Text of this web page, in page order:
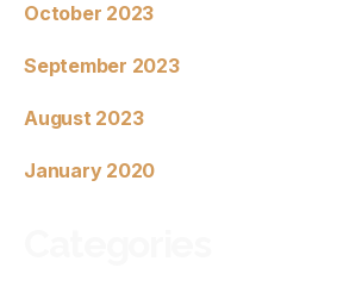
October 2023
September 2023
August 2023
January 2020